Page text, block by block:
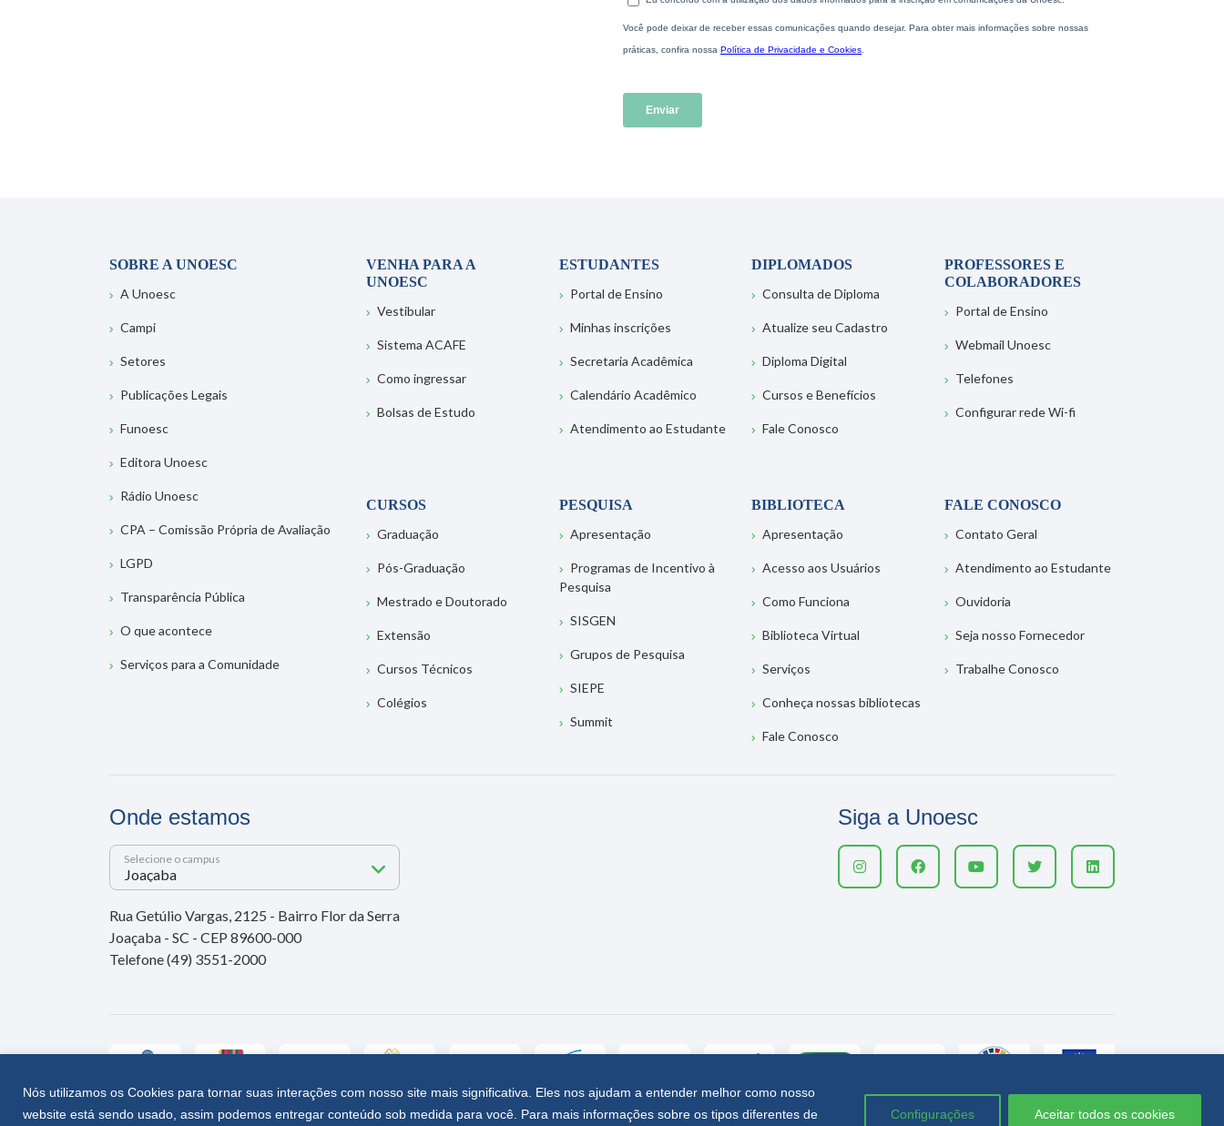
Nós utilizamos os Cookies para tornar suas interações com nosso site mais significativa. Eles nos ajudam a entender melhor como nosso
website está sendo usado, assim podemos entregar conteúdo sob medida para você. Para mais informações sobre os tipos diferentes de
Configurações Aceitar todos os cookies
SOBRE A UNOESC
A Unoesc
Campi
Setores
Publicações Legais
Funoesc
Editora Unoesc
Rádio Unoesc
CPA – Comissão Própria de Avaliação
LGPD
Transparência Pública
O que acontece
Serviços para a Comunidade
VENHA PARA A
UNOESC
Vestibular
Sistema ACAFE
Como ingressar
Bolsas de Estudo
ESTUDANTES
Portal de Ensino
Minhas inscrições
Secretaria Acadêmica
Calendário Acadêmico
Atendimento ao Estudante
DIPLOMADOS
Consulta de Diploma
Atualize seu Cadastro
Diploma Digital
Cursos e Benefícios
Fale Conosco
PROFESSORES E
COLABORADORES
Portal de Ensino
Webmail Unoesc
Telefones
Configurar rede Wi-fi
CURSOS
Graduação
Pós-Graduação
Mestrado e Doutorado
Extensão
Cursos Técnicos
Colégios
PESQUISA
Apresentação
Programas de Incentivo à
Pesquisa
SISGEN
Grupos de Pesquisa
SIEPE
Summit
BIBLIOTECA
Apresentação
Acesso aos Usuários
Como Funciona
Biblioteca Virtual
Serviços
Conheça nossas bibliotecas
Fale Conosco
FALE CONOSCO
Contato Geral
Atendimento ao Estudante
Ouvidoria
Seja nosso Fornecedor
Trabalhe Conosco
Onde estamos
Selecione o campus
Rua Getúlio Vargas, 2125 - Bairro Flor da Serra
Joaçaba - SC - CEP 89600-000
Telefone (49) 3551-2000
Siga a Unoesc